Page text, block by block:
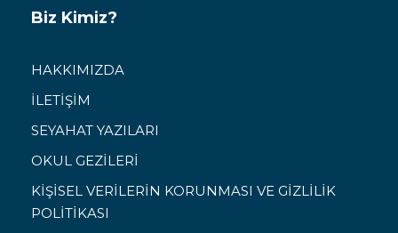
Biz Kimiz?
HAKKIMIZDA
İLETİŞİM
SEYAHAT YAZILARI
OKUL GEZİLERİ
KİŞİSEL VERİLERİN KORUNMASI VE GİZLİLİK
POLİTİKASI